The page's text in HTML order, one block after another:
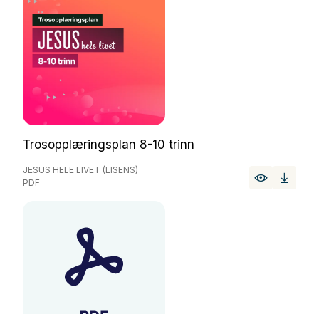
Trosopplæringsplan 8-10 trinn
JESUS HELE LIVET (LISENS)
PDF